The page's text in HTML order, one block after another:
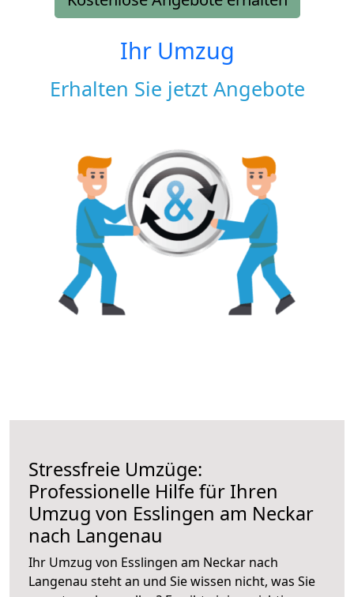
Ihr Umzug
Erhalten Sie jetzt Angebote
Stressfreie Umzüge:
Professionelle Hilfe für Ihren
Umzug von Esslingen am Neckar
nach Langenau
Ihr Umzug von Esslingen am Neckar nach
Langenau steht an und Sie wissen nicht, was Sie